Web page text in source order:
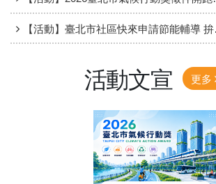
【活動】臺北市社區快來申請節能輔導 拚節電抽獎金
活動文宣 更多